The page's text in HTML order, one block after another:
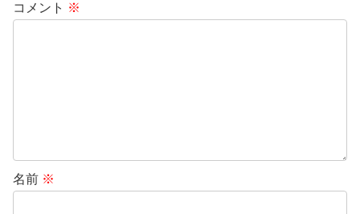
コメント ※
名前 ※